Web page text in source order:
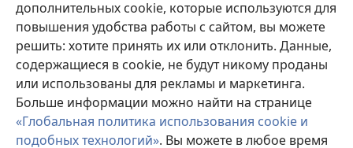
дополнительных cookie, которые используются для
повышения удобства работы с сайтом, вы можете
решить: хотите принять их или отклонить. Данные,
содержащиеся в cookie, не будут никому проданы
или использованы для рекламы и маркетинга.
Больше информации можно найти на странице
«Глобальная политика использования cookie и
подобных технологий». Вы можете в любое время
окне)
в
новом
окне)
JW Library ®
Watchtower Library
Copyright© 2026 Watch Tower Bible and Tract Society of Pennsylvania.